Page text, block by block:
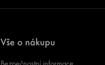
Vše o nákupu